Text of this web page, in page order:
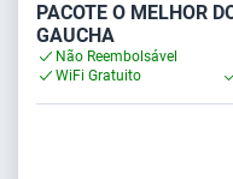
PACOTE O MELHOR
GAUCHA
Não Reembolsável
WiFi Gratuito